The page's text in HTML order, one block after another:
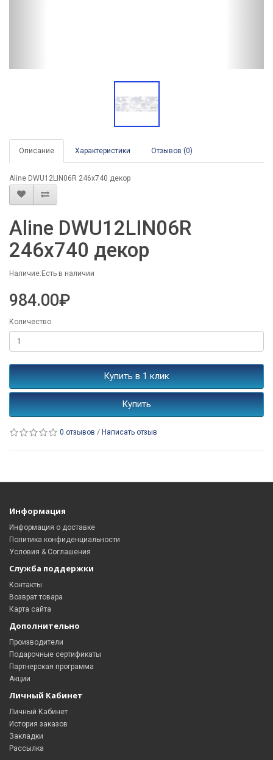
Описание Характеристики Отзывов (0)
Aline DWU12LIN06R 246x740 декор
Aline DWU12LIN06R
246x740 декор
Наличие:Есть в наличии
984.00₽
Количество
Купить в 1 клик
Купить
0 отзывов / Написать отзыв
Информация
Информация о доставке
Политика конфиденциальности
Условия & Соглашения
Служба поддержки
Контакты
Возврат товара
Карта сайта
Дополнительно
Производители
Подарочные сертификаты
Партнерская программа
Акции
Личный Кабинет
Личный Кабинет
История заказов
Закладки
Рассылка